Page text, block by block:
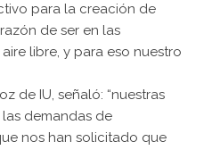
para la creación de
de ser en las
libre, y para eso nuestro
de IU, señaló: “nuestras
demandas de
nos han solicitado que